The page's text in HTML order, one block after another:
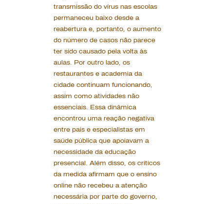
transmissão do vírus nas escolas
permaneceu baixo desde a
reabertura e, portanto, o aumento
do número de casos não parece
ter sido causado pela volta às
aulas. Por outro lado, os
restaurantes e academia da
cidade continuam funcionando,
assim como atividades não
essenciais. Essa dinâmica
encontrou uma reação negativa
entre pais e especialistas em
saúde pública que apoiavam a
necessidade da educação
presencial. Além disso, os críticos
da medida afirmam que o ensino
online não recebeu a atenção
necessária por parte do governo,